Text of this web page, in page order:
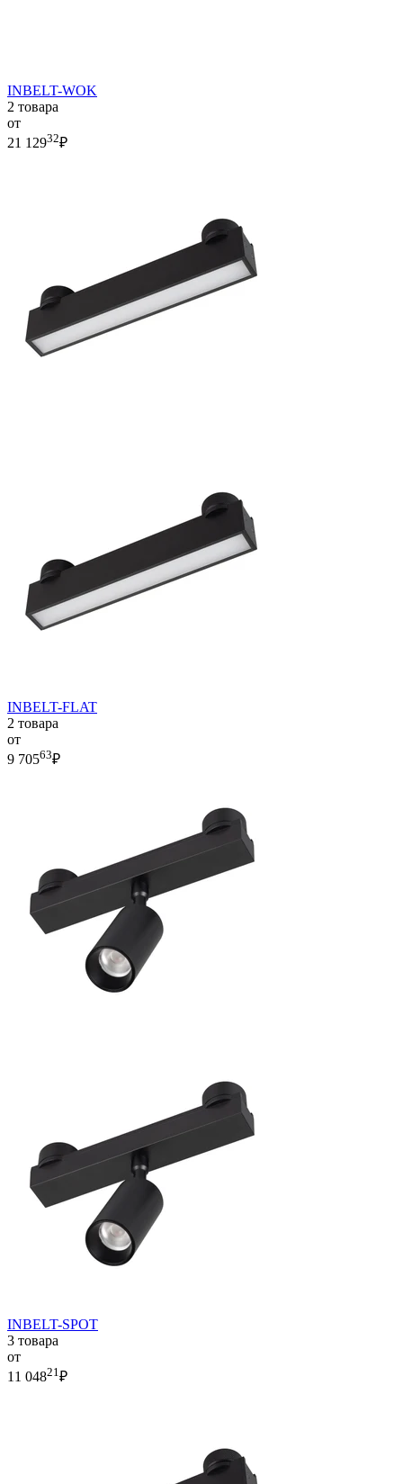
INBELT-WOK
2 товара
от
21 12932₽
INBELT-FLAT
2 товара
от
9 70563₽
INBELT-SPOT
3 товара
от
11 04821 ₽